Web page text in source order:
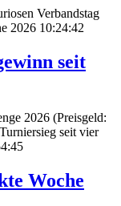
Verbandstag
2026 10:24:42
seit
2026 (Preisgeld:
seit vier
Woche